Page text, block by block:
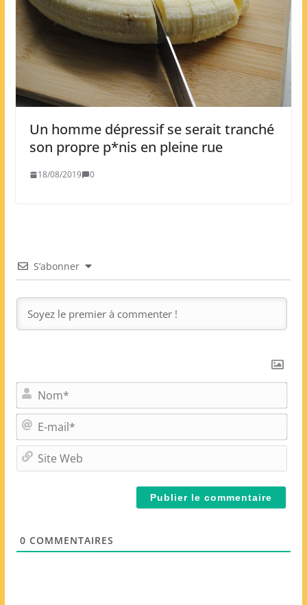
Un homme dépressif se serait tranché
son propre p*nis en pleine rue
18/08/2019 0
S’abonner
o
m
-
m
i
0 COMMENTAIRES